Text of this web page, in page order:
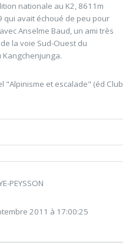
nationale au K2, 8611m
qui avait échoué de peu pour
Anselme Baud, un ami très
la voie Sud-Ouest du
Kangchenjunga.
"Alpinisme et escalade" (éd Club
PEYSSON
2011 à 17:00:25